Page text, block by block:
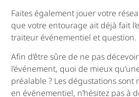
Faites également jouer votre
que votre entourage ait déjà fait
traiteur événementiel et question.
Afin d’être sûre de ne pas
l’événement, quoi de mieux
préalable ? Les dégustations sont
en événementiel, n’hésitez pas à